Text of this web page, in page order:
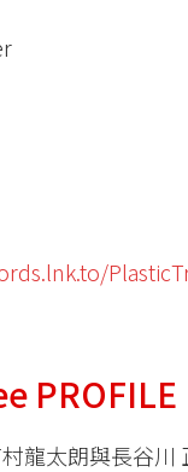
PROFILE
龍太朗與長谷川